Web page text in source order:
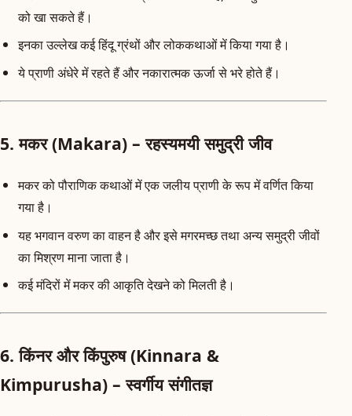
को खा सकते हैं।
इनका उल्लेख कई हिंदू ग्रंथों और लोककथाओं में किया गया है।
ये प्राणी अंधेरे में रहते हैं और नकारात्मक ऊर्जा से भरे होते हैं।
5. मकर (Makara) – रहस्यमयी समुद्री जीव
मकर को पौराणिक कथाओं में एक जलीय प्राणी के रूप में वर्णित किया
गया है।
यह भगवान वरुण का वाहन है और इसे मगरमच्छ तथा अन्य समुद्री जीवों
का मिश्रण माना जाता है।
कई मंदिरों में मकर की आकृति देखने को मिलती है।
6. किंनर और किंपुरुष (Kinnara &
Kimpurusha) – स्वर्गीय संगीतज्ञ